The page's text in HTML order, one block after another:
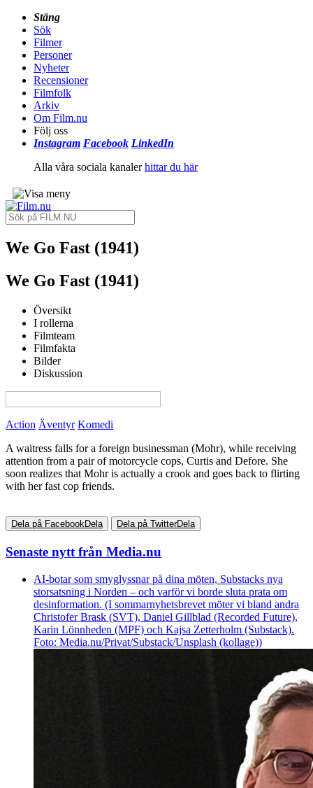
Stäng
Sök
Filmer
Personer
Nyheter
Recensioner
Filmfolk
Arkiv
Om Film.nu
Följ oss
Instagram Facebook LinkedIn
Alla våra sociala kanalerhittar du här
We Go Fast (1941)
We Go Fast (1941)
Översikt
I rollerna
Filmteam
Filmfakta
Bilder
Diskussion
Action Äventyr Komedi
A waitress falls for a foreign businessman (Mohr), while receiving
attention from a pair of motorcycle cops, Curtis and Defore. She
soon realizes that Mohr is actually a crook and goes back to flirting
with her fast cop friends.
Dela på FacebookDela Dela på TwitterDela
Senaste nytt från Media.nu
AI-botar som smyglyssnar på dina möten, Substacks nya
storsatsning i Norden – och varför vi borde sluta prata om
desinformation. (I sommarnyhetsbrevet möter vi bland andra
Christofer Brask (SVT), Daniel Gillblad (Recorded Future),
Karin Lönnheden (MPF) och Kajsa Zetterholm (Substack).
Foto: Media.nu/Privat/Substack/Unsplash (kollage))